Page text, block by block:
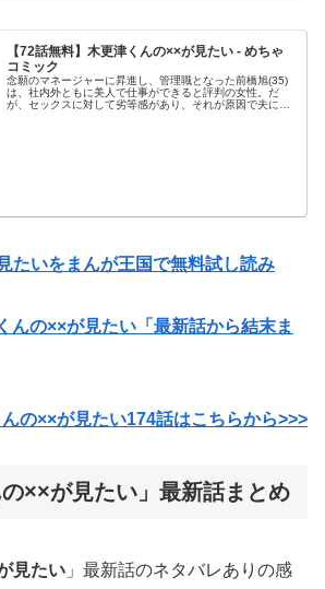
【72話無料】木更津くんの××が見たい - めちゃ
コミック
念願のマネージャーに昇進し、管理職となった前橋旭(35)
は、社内外ともに美人で仕事ができると評判の女性。だ
が、セックスに対して劣等感があり、それが原因で夫にも
たいをまんが王国で無料試し読み
んの××が見たい「最新話から結末ま
の××が見たい174話はこちらから>>>
の××が見たい」最新話まとめ
見たい 」最新話のネタバレありの感